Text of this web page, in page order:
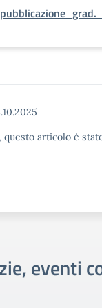
articolo è
eventi